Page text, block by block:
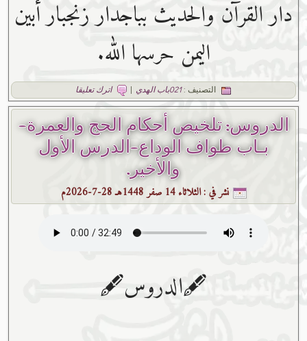
دار القرآن والحديث بباجدار زنجبار أبين
اليمن حرسها الله.
التصنيف :021باب الهدي | اترك تعليقا
الدروس: تلخيص أحكام الحج والعمرة-
بـاب طواف الوداع-الدرس الأول
والأخير.
نشر في :الثلاثاء 14 صفر 1448هـ 28-7-2026م
🖋الدروس🖋